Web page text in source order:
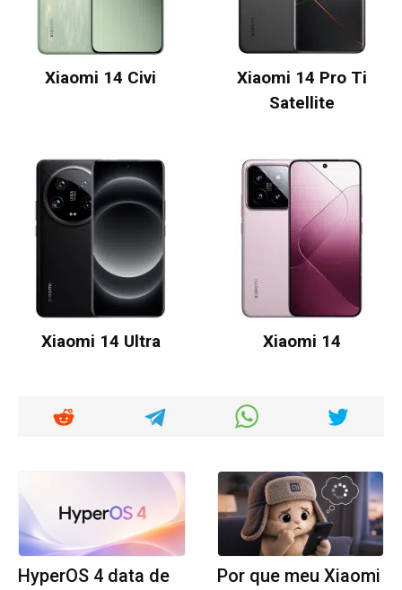
Xiaomi 14 Civi
Xiaomi 14 Pro Ti
Satellite
Xiaomi 14 Ultra Xiaomi 14
HyperOS 4 data de Por que meu Xiaomi